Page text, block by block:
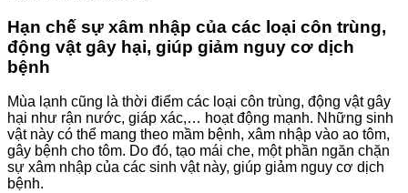
Hạn chế sự xâm nhập của các loại côn trùng,
động vật gây hại, giúp giảm nguy cơ dịch
bệnh
Mùa lạnh cũng là thời điểm các loại côn trùng, động vật gây
hại như rận nước, giáp xác,… hoạt động mạnh. Những sinh
vật này có thể mang theo mầm bệnh, xâm nhập vào ao tôm,
gây bệnh cho tôm. Do đó, tạo mái che, một phần ngăn chặn
sự xâm nhập của các sinh vật này, giúp giảm nguy cơ dịch
bệnh.